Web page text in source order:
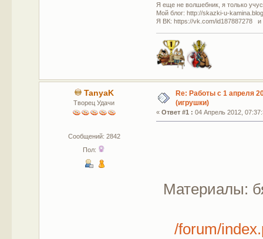
Я еще не волшебник, я только
Мой блог: http://skazki-u-
Я ВК: https://vk.com/id187887278 и
TanyaK
Творец Удачи
Сообщений: 2842
Пол:
Re: Работы с 1 апреля
(игрушки)
«Ответ #1 : 04 Апрель 2012,
Материалы:
/forum/